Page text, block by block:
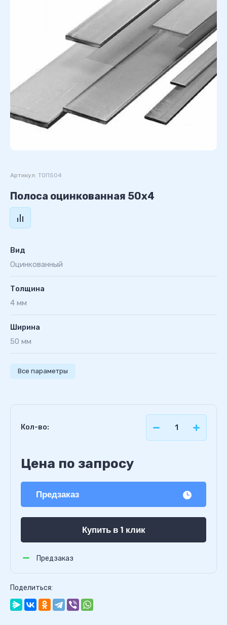
Артикул: ТОП504
Полоса оцинкованная 50х4
Вид
Оцинкованный
Толщина
4 мм
Ширина
50 мм
Все параметры
Кол-во:
Цена по запросу
Предзаказ
Купить в 1 клик
Предзаказ
Поделиться: